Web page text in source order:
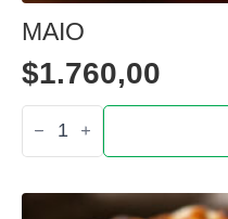
MAIO
$1.760,00
Quantidade
de
Maio